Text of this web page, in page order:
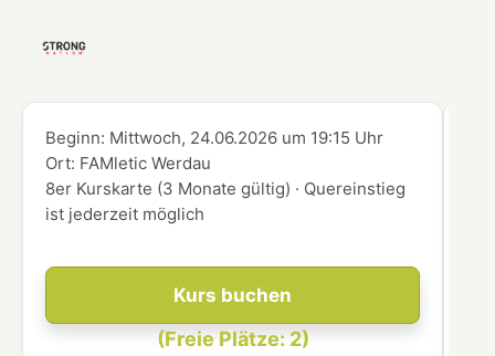
Kurs buchen
(Freie Plätze: 2)
Beginn: Mittwoch, 24.06.2026 um 19:15 Uhr
Ort: FAMletic Werdau
8er Kurskarte (3 Monate gültig) · Quereinstieg
ist jederzeit möglich